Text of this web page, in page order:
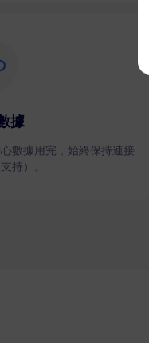
據
數據用完，始終保持連接
持）。